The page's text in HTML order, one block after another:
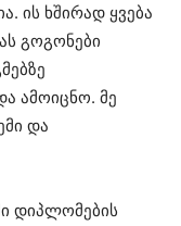
ის ხშირად ყვება
გოგონები
ამოიცნო. მე
და
დიპლომების